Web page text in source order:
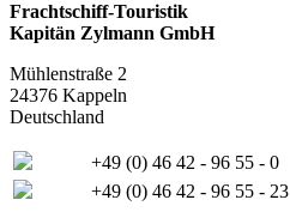
Frachtschiff-Touristik
Kapitän Zylmann GmbH
Mühlenstraße 2
24376 Kappeln
Deutschland
+49 (0) 46 42 - 96 55 - 0
+49 (0) 46 42 - 96 55 - 23